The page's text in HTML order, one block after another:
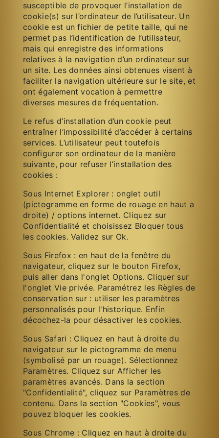
susceptible de provoquer l’installation de
cookie(s) sur l’ordinateur de l’utilisateur. Un
cookie est un fichier de petite taille, qui ne
permet pas l’identification de l’utilisateur,
mais qui enregistre des informations
relatives à la navigation d’un ordinateur sur
un site. Les données ainsi obtenues visent à
faciliter la navigation ultérieure sur le site, et
ont également vocation à permettre
diverses mesures de fréquentation.
Le refus d’installation d’un cookie peut
entraîner l’impossibilité d’accéder à certains
services. L’utilisateur peut toutefois
configurer son ordinateur de la manière
suivante, pour refuser l’installation des
cookies :
Sous Internet Explorer : onglet outil
(pictogramme en forme de rouage en haut a
droite) / options internet. Cliquez sur
Confidentialité et choisissez Bloquer tous
les cookies. Validez sur Ok.
Sous Firefox : en haut de la fenêtre du
navigateur, cliquez sur le bouton Firefox,
puis aller dans l'onglet Options. Cliquer sur
l'onglet Vie privée. Paramétrez les Règles de
conservation sur : utiliser les paramètres
personnalisés pour l'historique. Enfin
décochez-la pour désactiver les cookies.
Sous Safari : Cliquez en haut à droite du
navigateur sur le pictogramme de menu
(symbolisé par un rouage). Sélectionnez
Paramètres. Cliquez sur Afficher les
paramètres avancés. Dans la section
"Confidentialité", cliquez sur Paramètres de
contenu. Dans la section "Cookies", vous
pouvez bloquer les cookies.
Sous Chrome : Cliquez en haut à droite du